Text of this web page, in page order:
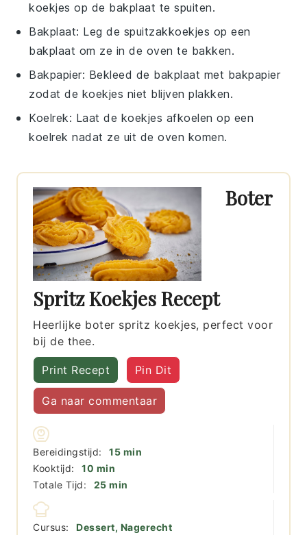
koekjes op de bakplaat te spuiten.
Bakplaat: Leg de spuitzakkoekjes op een
bakplaat om ze in de oven te bakken.
Bakpapier: Bekleed de bakplaat met bakpapier
zodat de koekjes niet blijven plakken.
Koelrek: Laat de koekjes afkoelen op een
koelrek nadat ze uit de oven komen.
Boter
Spritz Koekjes Recept
Heerlijke boter spritz koekjes, perfect voor
bij de thee.
Print Recept Pin Dit
Ga naar commentaar
Bereidingstijd: 15minuten
min
Kooktijd:
10 minuten
min
Totale Tijd:
25minuten
min
Cursus: Dessert, Nagerecht